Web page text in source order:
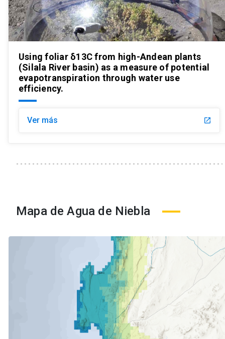
Using foliar δ13C from high-Andean plants
(Silala River basin) as a measure of potential
evapotranspiration through water use
efficiency.
Ver más launch
Mapa de Agua de Niebla